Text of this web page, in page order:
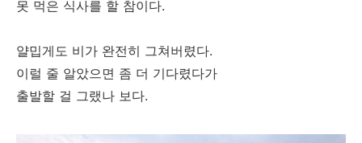
못 먹은 식사를 할 참이다.
얄밉게도 비가 완전히 그쳐버렸다.
이럴 줄 알았으면 좀 더 기다렸다가
출발할 걸 그랬나 보다.